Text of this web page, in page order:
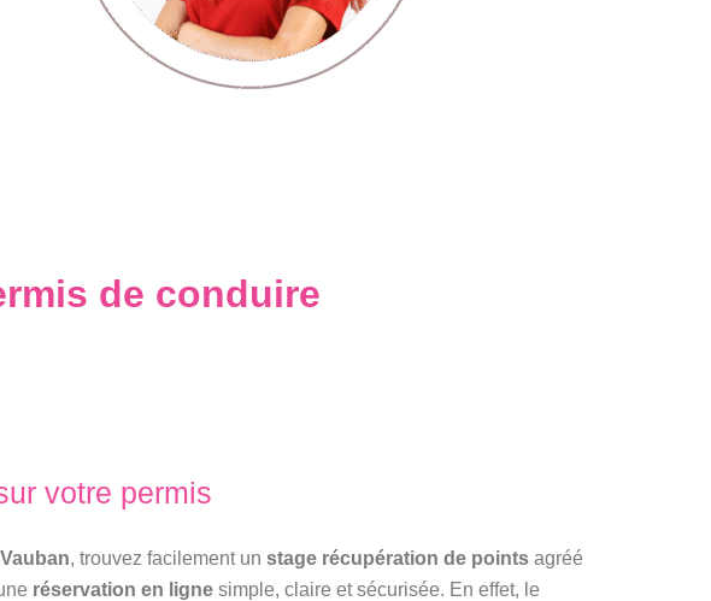
de conduire
votre permis
, trouvez facilement un stage récupération de points agréé
réservation en ligne simple, claire et sécurisée. En effet, le